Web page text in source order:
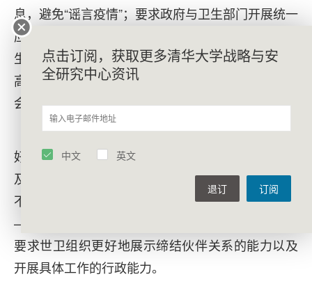
息，避免“谣言疫情”；要求政府与卫生部门开展统一
应对；反对仇视和污名化。这三项建议都超越了卫
生部门传统的工作范畴，不仅对各国政府提出了更
高的要求，也在考验世卫组织处理与卫生相关的社
会经济事务的能力。
最后，疫情应对的实际需求还要求世卫组织更
好地发挥“协调员”的角色。许多国际组织的活动都涉
及卫生议题，而区域性、双边性的卫生合作机制也
不胜枚举。在联合国系统内外更好地协调各个机构
——包括世界银行、开发计划署、国际红十字会，
要求世卫组织更好地展示缔结伙伴关系的能力以及
开展具体工作的行政能力。
点击订阅，获取更多清华大学战略与安
全研究中心资讯
中文 英文
订阅
退订